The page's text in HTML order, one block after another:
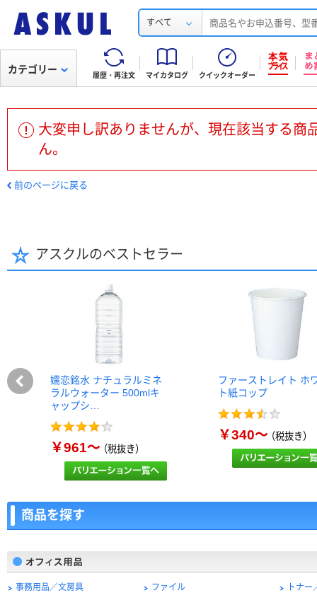
すべて
履歴・再注文 マイカタログ クイックオーダー
カテゴリー
大変申し訳ありませんが、現在該当する商
ん。
前のページに戻る
アスクルのベストセラー
嬬恋銘水 ナチュラルミネ
ラルウォーター 500mlキ
ャップシ…
￥961～（税抜き）
ファーストレイト ホ
ト紙コップ
￥340～（税抜き）
商品を探す
事務用品／文房具 ファイル トナ